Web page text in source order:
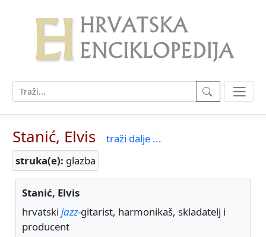
Stanić, Elvis
traži dalje ...
struka(e): glazba
Stanić, Elvis
hrvatski jazz-gitarist, harmonikaš, skladatelj i
producent